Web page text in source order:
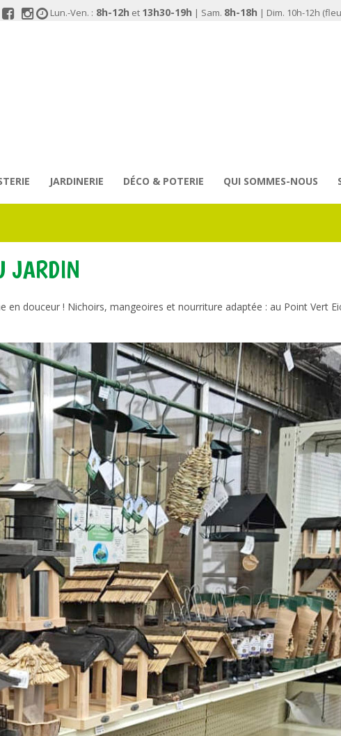
Lun.-Ven. : 8h-12h et 13h30-19h | Sam. 8h-18h | Dim. 10h-12h
JARDINERIE DÉCO & POTERIE QUI SOMMES-NOUS
JARDIN
en douceur ! Nichoirs, mangeoires et nourriture adaptée : au Point Vert